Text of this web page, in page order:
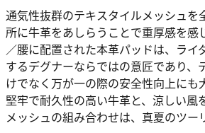
通気性抜群のテキスタイルメッシュを
所に牛革をあしらうことで重厚感を感
／腰に配置された本革パッドは、ライ
するデグナーならではの意匠であり、
けでなく万が一の際の安全性向上にも
堅牢で耐久性の高い牛革と、涼しい風
メッシュの組み合わせは、真夏のツー